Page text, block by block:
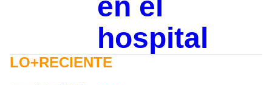
en el
hospital
LO+RECIENTE